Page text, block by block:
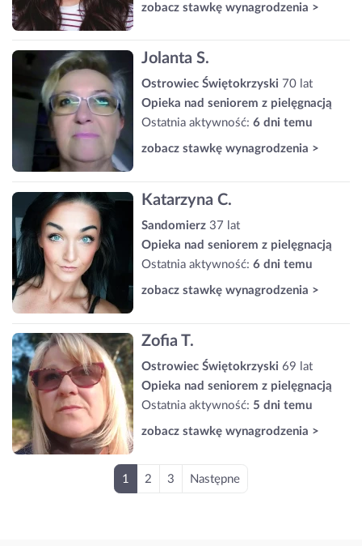
zobacz stawkę wynagrodzenia >
Jolanta S.
Ostrowiec Świętokrzyski 70 lat
Opieka nad seniorem z pielęgnacją
Ostatnia aktywność: 6 dni temu
zobacz stawkę wynagrodzenia >
Katarzyna C.
Sandomierz 37 lat
Opieka nad seniorem z pielęgnacją
Ostatnia aktywność: 6 dni temu
zobacz stawkę wynagrodzenia >
Zofia T.
Ostrowiec Świętokrzyski 69 lat
Opieka nad seniorem z pielęgnacją
Ostatnia aktywność: 5 dni temu
zobacz stawkę wynagrodzenia >
1 2 3 Następne